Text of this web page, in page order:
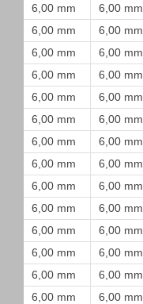
6,00 mm
6,00 mm
6,00 mm
6,00 mm
6,00 mm
6,00 mm
6,00 mm
6,00 mm
6,00 mm
6,00 mm
6,00 mm
6,00 mm
6,00 mm
6,00 mm
6,00 mm
6,00 mm
6,00 mm
6,00 mm
6,00 mm
6,00 mm
6,00 mm
6,00 mm
6,00 mm
6,00 mm
6,00 mm
6,00 mm
6,00 mm
6,00 mm